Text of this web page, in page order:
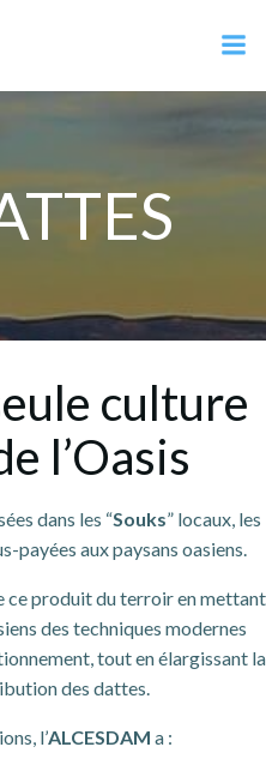
culture
l’Oasis
dans les “Souks” locaux, les
payées aux paysans oasiens.
produit du terroir en mettant
des techniques modernes
tout en élargissant la
des dattes.
l’ALCESDAM a :